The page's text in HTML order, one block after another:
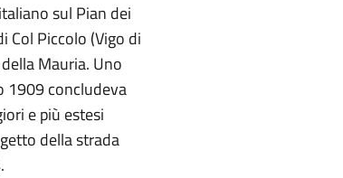
sul Pian dei
Col Piccolo (Vigo di
Mauria. Uno
1909 concludeva
e più estesi
della strada